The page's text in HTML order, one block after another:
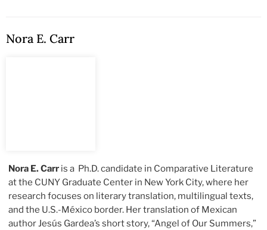
Nora E. Carr
Nora E. Carr is a Ph.D. candidate in Comparative Literature
at the CUNY Graduate Center in New York City, where her
research focuses on literary translation, multilingual texts,
and the U.S.-México border. Her translation of Mexican
author Jesús Gardea’s short story, “Angel of Our Summers,”